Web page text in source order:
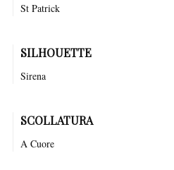
St Patrick
SILHOUETTE
Sirena
SCOLLATURA
A Cuore